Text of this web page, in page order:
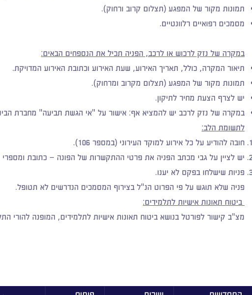
תמונות מקור של המפגע (תצלום קרוב ורחוק).
מסמכים רפואיים רלוונטיים.
במקרה של נזק לרכוש או לרכב, הפניה תכיל את הנספחים הבאים:
תיאור המקרה, כולל, תאריך האירוע, שעת האירוע וכתובת האירוע המדויקת.
תמונות מקור של המפגע (תצלום מקרוב ומרחוק).
יש לצרף הצעת מחיר לתיקון.
במקרה של נזק לרכב יש להמציא אף: אישור על "אי הגשת תביעה" מחברת
לתשומת הלב:
חובה להודיע על כל אירוע למוקד העירוני (במספר 106).
יש לציין על גבי מכתב הפניה את פרטי ההתקשרות של הפונה – כתובת ומספרי
פניות שישלחו בפקס לא יענו.
פניה שלא תוגש על פי הפרוט הנ"ל בצירוף המסמכים הנדרשים לא תטופל.
ביטוח תאונות אישיות לתלמידים:
מצ"ב קישור לפורטל בנושא ביטוח תאונות אישיות לתלמידים, המופנה להורי